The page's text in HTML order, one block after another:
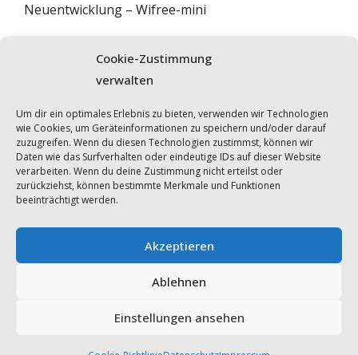
Cookie-Zustimmung
verwalten
Um dir ein optimales Erlebnis zu bieten, verwenden wir Technologien
wie Cookies, um Geräteinformationen zu speichern und/oder darauf
zuzugreifen. Wenn du diesen Technologien zustimmst, können wir
Daten wie das Surfverhalten oder eindeutige IDs auf dieser Website
verarbeiten. Wenn du deine Zustimmung nicht erteilst oder
zurückziehst, können bestimmte Merkmale und Funktionen
beeinträchtigt werden.
Akzeptieren
Ablehnen
Einstellungen ansehen
Neuentwicklung – Wifree-mini
FORUM DURCHSUCHEN